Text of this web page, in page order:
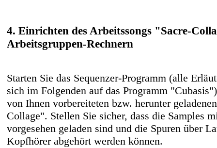
4. Einrichten des Arbeitssongs "Sacre-
Arbeitsgruppen-Rechnern
Starten Sie das Sequenzer-Programm (alle
sich im Folgenden auf das Programm
von Ihnen vorbereiteten bzw. herunter
Collage". Stellen Sie sicher, dass die Samples
vorgesehen geladen sind und die Spuren über
Kopfhörer abgehört werden können.